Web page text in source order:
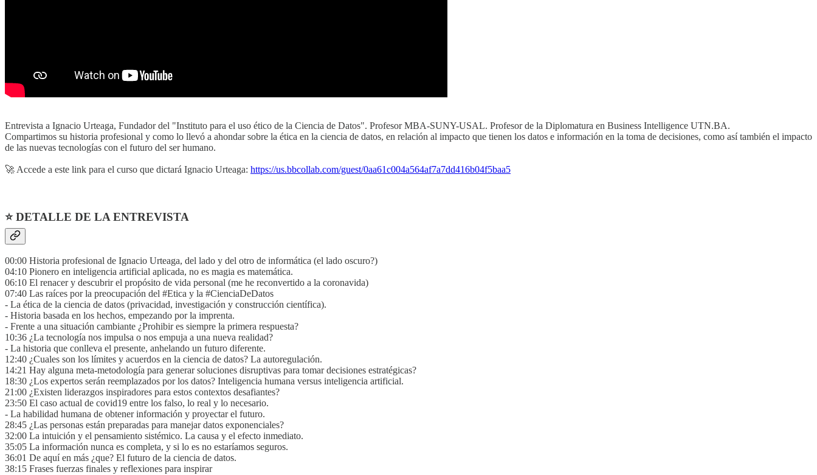
Entrevista a Ignacio Urteaga, Fundador del "Instituto para el uso ético de la Ciencia de Datos". Profesor MBA-SUNY-USAL. Profesor de la Diplomatura en Business Intelligence UTN.BA.
Compartimos su historia profesional y como lo llevó a ahondar sobre la ética en la ciencia de datos, en relación al impacto que tienen los datos e información en la toma de decisiones, como así también el impacto
de las nuevas tecnologías con el futuro del ser humano.
🚀 Accede a este link para el curso que dictará Ignacio Urteaga: https://us.bbcollab.com/guest/0aa61c004a564af7a7dd416b04f5baa5
⭐ DETALLE DE LA ENTREVISTA
00:00 Historia profesional de Ignacio Urteaga, del lado y del otro de informática (el lado oscuro?)
04:10 Pionero en inteligencia artificial aplicada, no es magia es matemática.
06:10 El renacer y descubrir el propósito de vida personal (me he reconvertido a la coronavida)
07:40 Las raíces por la preocupación del #Etica y la #CienciaDeDatos
- La ética de la ciencia de datos (privacidad, investigación y construcción científica).
- Historia basada en los hechos, empezando por la imprenta.
- Frente a una situación cambiante ¿Prohibir es siempre la primera respuesta?
10:36 ¿La tecnología nos impulsa o nos empuja a una nueva realidad?
- La historia que conlleva el presente, anhelando un futuro diferente.
12:40 ¿Cuales son los límites y acuerdos en la ciencia de datos? La autoregulación.
14:21 Hay alguna meta-metodología para generar soluciones disruptivas para tomar decisiones estratégicas?
18:30 ¿Los expertos serán reemplazados por los datos? Inteligencia humana versus inteligencia artificial.
21:00 ¿Existen liderazgos inspiradores para estos contextos desafiantes?
23:50 El caso actual de covid19 entre los falso, lo real y lo necesario.
- La habilidad humana de obtener información y proyectar el futuro.
28:45 ¿Las personas están preparadas para manejar datos exponenciales?
32:00 La intuición y el pensamiento sistémico. La causa y el efecto inmediato.
35:05 La información nunca es completa, y si lo es no estaríamos seguros.
36:01 De aquí en más ¿que? El futuro de la ciencia de datos.
38:15 Frases fuerzas finales y reflexiones para inspirar